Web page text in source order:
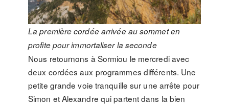
La première cordée arrivée au sommet en
profite pour immortaliser la seconde
Nous retournons à Sormiou le mercredi avec
deux cordées aux programmes différents. Une
petite grande voie tranquille sur une arrête pour
Simon et Alexandre qui partent dans la bien